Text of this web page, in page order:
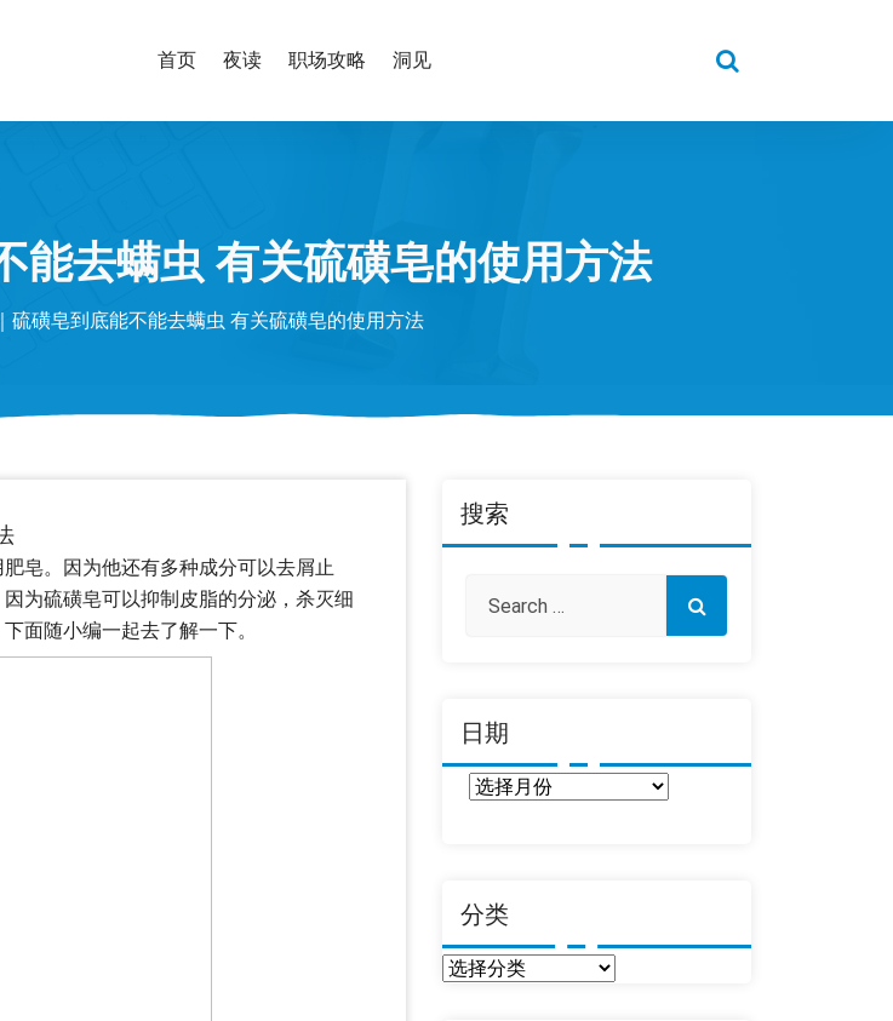
首页 夜读 职场攻略 洞见
能去螨虫 有关硫磺皂的使用方法
硫磺皂到底能不能去螨虫 有关硫磺皂的使用方法
皂。因为他还有多种成分可以去屑止
为硫磺皂可以抑制皮脂的分泌，杀灭细
面随小编一起去了解一下。
搜索
日期
分类
分